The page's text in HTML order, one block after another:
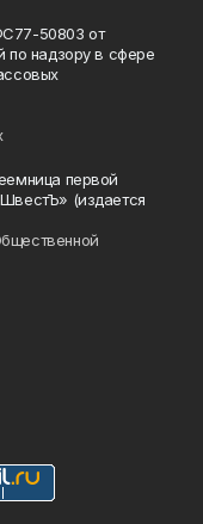
50803 от
по надзору в сфере
первой
(издается